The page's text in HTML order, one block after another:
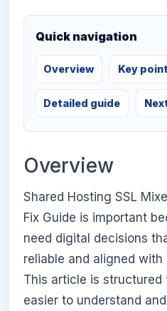
Quick navigation
Overview Key
Detailed guide
Overview
Shared Hosting SSL
Fix Guide is important
need digital decisions
reliable and aligned
This article is structured
easier to understand